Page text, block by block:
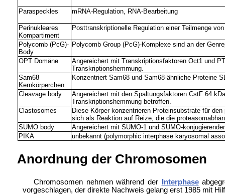
Paraspeckles mRNA-Regulation, RNA-Bearbeitung
Perinukleares
Kompartiment
Posttranskriptionelle Regulation einer Teilmenge
Polycomb (PcG)-
Body
Polycomb Group (PcG)-Komplexe sind an der
OPT Domäne
Angereichert mit Transkriptionsfaktoren Oct1 und
Transkriptionshemmung.
Sam68
Kernkörperchen
Konzentriert Sam68 und Sam68-ähnliche Proteine
Cleavage body
Angereichert mit den Spaltungsfaktoren CstF 64
Transkriptionshemmung betroffen.
Clastosomes
Diese Körper konzentrieren Proteinsubstrate für
sich als Reaktion auf Reize, die die
SUMO body
Angereichert mit SUMO-1 und SUMO-
PIKA
unbekannt (polymorphic interphase karyosomal
Anordnung der Chromosomen
Chromosomen nehmen während der Interphase
vorgeschlagen, der direkte Nachweis gelang erst 1985 mit